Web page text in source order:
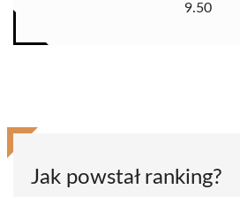
9.50
Jak powstał ranking?